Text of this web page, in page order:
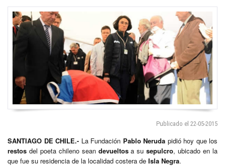
Publicado el 22-05-2015
SANTIAGO DE CHILE.- La Fundación Pablo Neruda pidió hoy que los
restos del poeta chileno sean devueltosa susepulcro, ubicado en la
que fue su residencia de la localidad costera de Isla Negra.